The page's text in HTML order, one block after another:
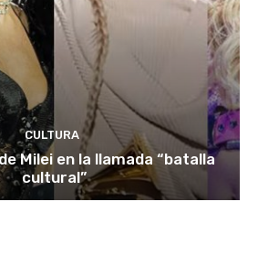
CULTURA
Milei en la llamada “batalla
cultural”